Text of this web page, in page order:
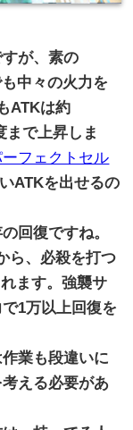
が、素の
中々の火力を
ATKは約
まで上昇しま
ーフェクトセル
ATKを出せるの
回復ですね。
、 必殺を打つ
ます。強襲サ
1万以上回復を
業も段違いに
える必要があ